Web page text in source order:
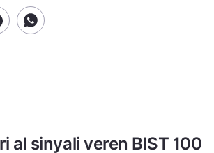
al sinyali veren BIST 100